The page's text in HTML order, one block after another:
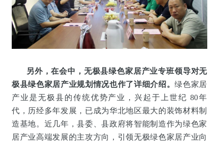
另外，在会中，无极县绿色家居产业专班领导对无
极县绿色家居产业规划情况也作了详细介绍。绿色家居
产业是无极县的传统优势产业，兴起于上世纪 80年
代，历经多年发展， 已成为华北地区最大的装饰材料制
造基地。 近几年，县委、县政府将智能制造作为绿色家
居产业高端发展的主攻方向，引领无极绿色家居产业向